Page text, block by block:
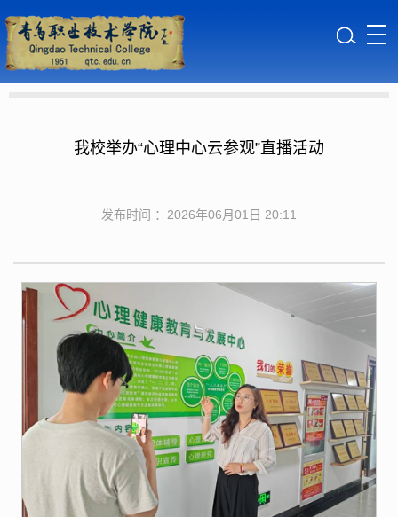
我校举办“心理中心云参观”直播活动
发布时间 ：2026年06月01日 20:11